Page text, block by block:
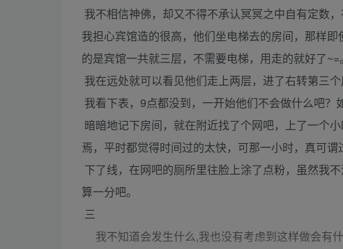
我不相信神佛，却又不得不承认冥冥之中自有定数
我担心宾馆造的很高，他们坐电梯去的房间，那样
的是宾馆一共就三层，不需要电梯，用走的就好了~=
我在远处就可以看见他们走上两层，进了右转第三个
我看下表，9点都没到，一开始他们不会做什么吧？
暗暗地记下房间，就在附近找了个网吧，上了一个
焉，平时都觉得时间过的太快，可那一小时，真可谓
下了线，在网吧的厕所里往脸上涂了点粉，虽然我
算一分吧。
三
我不知道会发生什么,我也没有考虑到这样做会有